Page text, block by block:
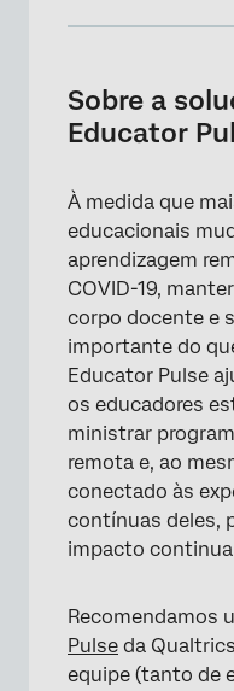
Criando um pulso
Personalização
Traduzindo o
Distribuição da
Pulse XM
Relatórios
Notificações de
Termos de uso:
Outras soluções
Perguntas
Sobre a
Educator
À medida que
educacionais
aprendizagem
COVID-19,
corpo docente e
importante do
Educator Pulse
os educadores
ministrar
remota e, ao
conectado às
contínuas deles,
impacto
Recomendamos
Pulse da
equipe (tanto de